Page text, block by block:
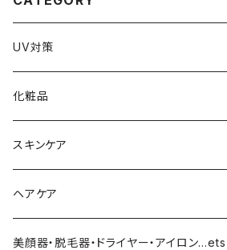
UV対策
化粧品
化粧下地
ファンデーション／パウダー
クッションファンデーション
マスカラ／眉毛／アイシャドー
スキンケア
導入化粧水／化粧水
美容液／アイクリーム
ヘアケア
ヘアシャンプー／トリートメント
美顔器・脱毛器・ドライヤー・アイロン…ets